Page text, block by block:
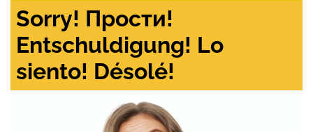
Sorry! Прости!
Entschuldigung! Lo
siento! Désolé!